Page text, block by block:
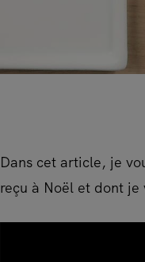
Dans cet article, je
reçu à Noël et dont